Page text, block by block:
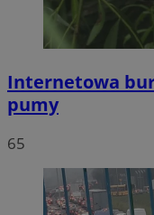
Internetowa
pumy
65